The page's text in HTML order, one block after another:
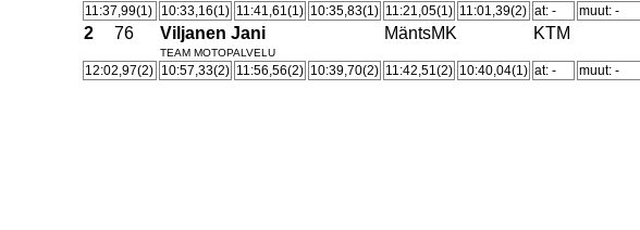
11:37,99(1) 10:33,16(1) 11:41,61(1) 10:35,83(1) 11:21,05(1) 11:01,39(2) at: - muut: -
2 76 Viljanen Jani MäntsMK KTM
TEAM MOTOPALVELU
12:02,97(2) 10:57,33(2) 11:56,56(2) 10:39,70(2) 11:42,51(2) 10:40,04(1) at: - muut: -